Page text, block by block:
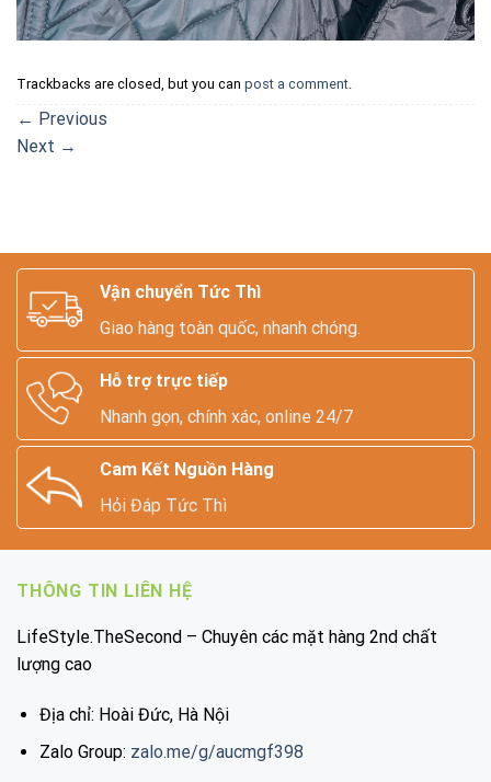
Trackbacks are closed, but you can post a comment.
← Previous
Next →
Vận chuyển Tức Thì
Giao hàng toàn quốc, nhanh chóng.
Hỗ trợ trực tiếp
Nhanh gọn, chính xác, online 24/7
Cam Kết Nguồn Hàng
Hỏi Đáp Tức Thì
THÔNG TIN LIÊN HỆ
LifeStyle.TheSecond – Chuyên các mặt hàng 2nd chất
lượng cao
Địa chỉ: Hoài Đức, Hà Nội
Zalo Group: zalo.me/g/aucmgf398